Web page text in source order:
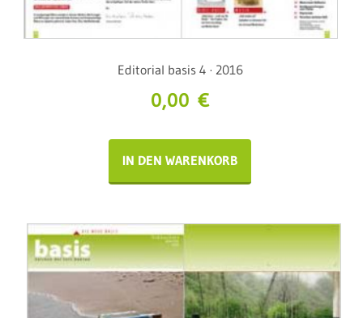
Editorial basis 4 · 2016
0,00 €
IN DEN WARENKORB